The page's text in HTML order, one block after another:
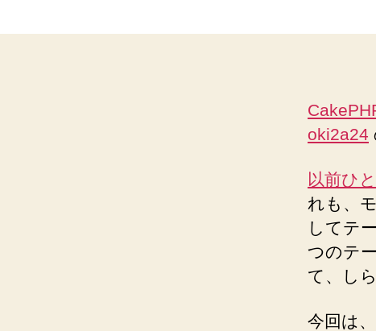
oki2a24
以前ひ
れも、
してテ
つのテ
て、し
今回は